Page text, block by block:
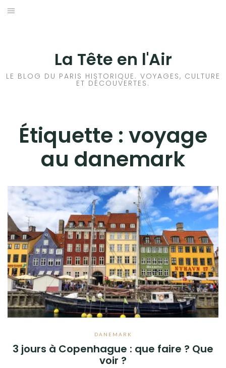
Aller
La Tête en l'Air
LE BLOG DU PARIS HISTORIQUE. VOYAGES, CULTURE
ET DÉCOUVERTES.
Étiquette : voyage
au danemark
DANEMARK
3 jours à Copenhague : que faire ? Que
voir ?
HISTOIRES EN ILE DE FRANCE
VOYAGES À L’ÉTRANGER